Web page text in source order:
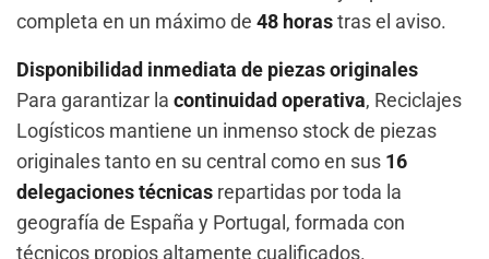
completa en un máximo de 48 horastras el aviso.
Disponibilidad inmediata de piezas originales
Para garantizar la continuidad operativa, Reciclajes
Logísticos mantiene un inmenso stock de piezas
originales tanto en su central como en sus 16
delegaciones técnicas repartidas por toda la
geografía de España y Portugal, formada con
técnicos propios altamente cualificados.